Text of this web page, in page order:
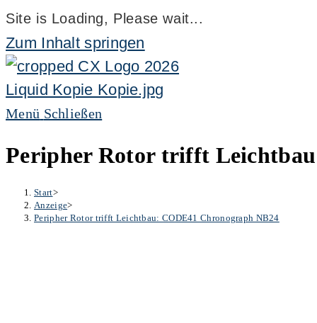
Site is Loading, Please wait...
Zum Inhalt springen
Menü Schließen
Peripher Rotor trifft
Start>
Anzeige>
Peripher Rotor trifft Leichtbau: CODE41 Chronograph NB24